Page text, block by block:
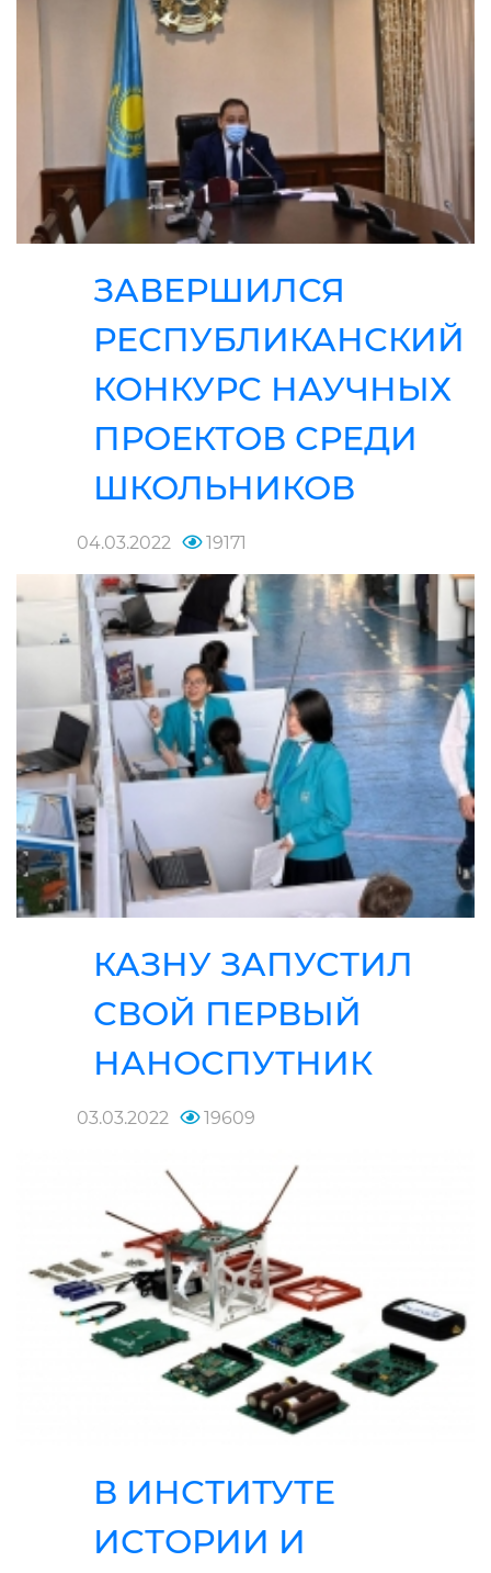
ЗАВЕРШИЛСЯ
РЕСПУБЛИКАНСКИЙ
КОНКУРС НАУЧНЫХ
ПРОЕКТОВ СРЕДИ
ШКОЛЬНИКОВ
04.03.2022 19171
КАЗНУ ЗАПУСТИЛ
СВОЙ ПЕРВЫЙ
НАНОСПУТНИК
03.03.2022 19609
В ИНСТИТУТЕ
ИСТОРИИ И